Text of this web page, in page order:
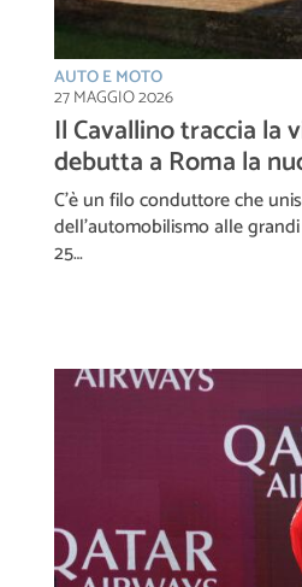
AUTO E MOTO
27 MAGGIO 2026
Il Cavallino traccia la
debutta a Roma la
C’è un filo conduttore che
dell’automobilismo alle
25…